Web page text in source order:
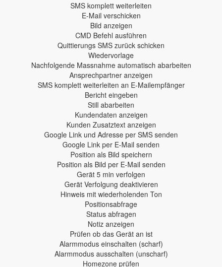
SMS komplett weiterleiten
E-Mail verschicken
Bild anzeigen
CMD Befehl ausführen
Quittierungs SMS zurück schicken
Wiedervorlage
Nachfolgende Massnahme automatisch abarbeiten
Ansprechpartner anzeigen
SMS komplett weiterleiten an E-Mailempfänger
Bericht eingeben
Still abarbeiten
Kundendaten anzeigen
Kunden Zusatztext anzeigen
Google Link und Adresse per SMS senden
Google Link per E-Mail senden
Position als Bild speichern
Position als Bild per E-Mail senden
Gerät 5 min verfolgen
Gerät Verfolgung deaktivieren
Hinweis mit wiederholenden Ton
Positionsabfrage
Status abfragen
Notiz anzeigen
Prüfen ob das Gerät an ist
Alarmmodus einschalten (scharf)
Alarmmodus ausschalten (unscharf)
Homezone prüfen